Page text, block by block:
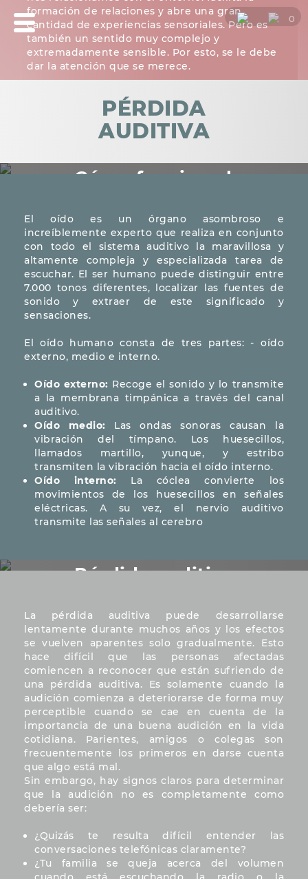
0
formación de relaciones y abre una gran
cantidad de experiencias sensoriales. Pero es
también un sentido muy complejo y
extremadamente sensible. Por esto, se le debe
dar la atención que se merece.
PÉRDIDA
AUDITIVA
¿Cómo funciona la
El oído es un órgano asombroso e
increíblemente experto que realiza en conjunto
con todo el sistema auditivo la maravillosa y
altamente compleja y especializada tarea de
escuchar. El ser humano puede distinguir entre
7.000 tonos diferentes, localizar las fuentes de
sonido y extraer de este significado y
sensaciones.
El oído humano consta de tres partes: - oído
externo, medio e interno.
Oído externo: Recoge el sonido y lo transmite
a la membrana timpánica a través del canal
auditivo.
Oído medio: Las ondas sonoras causan la
vibración del tímpano. Los huesecillos,
llamados martillo, yunque, y estribo
transmiten la vibración hacia el oído interno.
Oído interno: La cóclea convierte los
movimientos de los huesecillos en señales
eléctricas. A su vez, el nervio auditivo
transmite las señales al cerebro
Pérdida auditiva
La pérdida auditiva puede desarrollarse
lentamente durante muchos años y los efectos
se vuelven aparentes solo gradualmente. Esto
hace difícil que las personas afectadas
comiencen a reconocer que están sufriendo de
una pérdida auditiva. Es solamente cuando la
audición comienza a deteriorarse de forma muy
perceptible cuando se cae en cuenta de la
importancia de una buena audición en la vida
cotidiana. Parientes, amigos o colegas son
frecuentemente los primeros en darse cuenta
que algo está mal.
Sin embargo, hay signos claros para determinar
que la audición no es completamente como
debería ser:
¿Quizás te resulta difícil entender las
conversaciones telefónicas claramente?
¿Tu familia se queja acerca del volumen